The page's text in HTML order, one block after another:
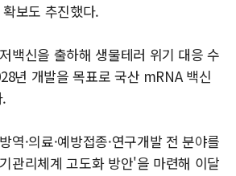
보도 추진했다.
백신을 출하해 생물테러 위기 대응 수
년 개발을 목표로 국산 mRNA 백신
역·의료·예방접종·연구개발 전 분야를
관리체계 고도화 방안'을 마련해 이달